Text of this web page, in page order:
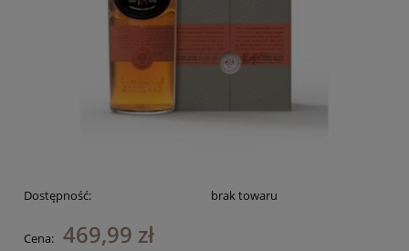
Dostępność: brak towaru
Cena: 469,99 zł